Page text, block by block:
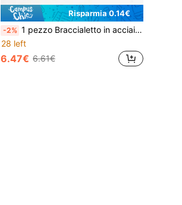
Risparmia 0.14€
-2% 1 pezzo Braccialetto in acciaio inossidabile con design a tripla corona, gioiello di moda e personalizzato per uomo/donna, adatto per uso quotidiano
28 left
6.47€ 6.61€